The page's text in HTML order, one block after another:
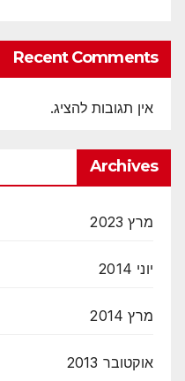
Recent Comments
אין תגובות להציג.
Archives
מרץ 2023
יוני 2014
מרץ 2014
אוקטובר 2013